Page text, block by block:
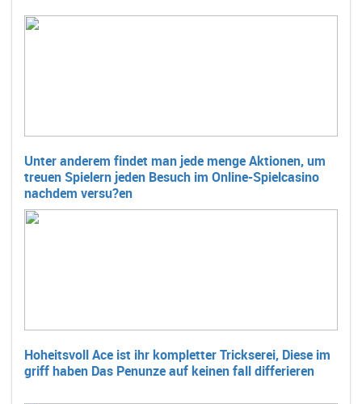
Unter anderem findet man jede menge Aktionen, um
treuen Spielern jeden Besuch im Online-Spielcasino
nachdem versu?en
Hoheitsvoll Ace ist ihr kompletter Trickserei, Diese im
griff haben Das Penunze auf keinen fall differieren